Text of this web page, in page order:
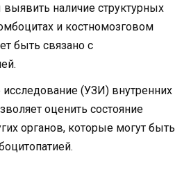
выявить наличие структурных
и костномозговом
быть связано с
исследование (УЗИ) внутренних
оценить состояние
органов, которые могут быть